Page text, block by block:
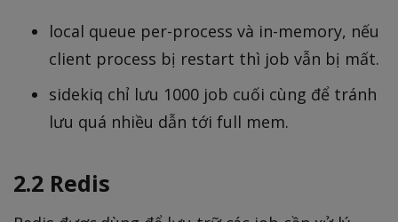
local queue per-process và in-memory, nếu
client process bị restart thì job vẫn bị mất.
sidekiq chỉ lưu 1000 job cuối cùng để tránh
lưu quá nhiều dẫn tới full mem.
2.2 Redis